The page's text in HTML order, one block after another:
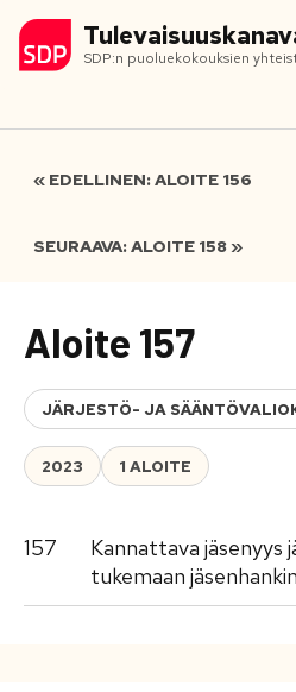
SDP:n puoluekokouksien
« EDELLINEN: ALOITE 156
SEURAAVA: ALOITE 158 »
Aloite 157
JÄRJESTÖ- JA
2023 1 ALOITE
157
Kannattava jäsenyys
tukemaan